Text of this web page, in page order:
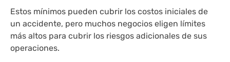
Estos mínimos pueden cubrir los costos iniciales de
un accidente, pero muchos negocios eligen límites
más altos para cubrir los riesgos adicionales de sus
operaciones.